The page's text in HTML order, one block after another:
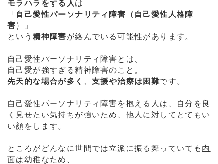
モラハラをする人 は
「 自己愛性パーソナリティ障害（自己愛性人格障
害）
」
という精神障害が絡んでいる可能性があります。
自己愛性パーソナリティ障害とは、
自己愛が強すぎる精神障害のこと。
先天的な場合が多く
、支援や治療は困難です。
自己愛性パーソナリティ障害を抱える人は、自分を良
く見せたい気持ちが強いため、他人に対してとてもい
い顔をします。
ところがどんなに世間では立派に振る舞っていても 内
面は幼稚なため、